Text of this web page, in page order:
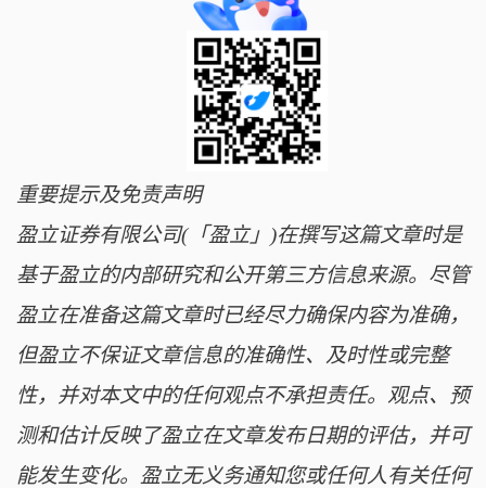
重要提示及免责声明
盈立证券有限公司(「盈立」)在撰写这篇文章时是
基于盈立的内部研究和公开第三方信息来源。尽管
盈立在准备这篇文章时已经尽力确保内容为准确，
但盈立不保证文章信息的准确性、及时性或完整
性，并对本文中的任何观点不承担责任。观点、预
测和估计反映了盈立在文章发布日期的评估，并可
能发生变化。盈立无义务通知您或任何人有关任何